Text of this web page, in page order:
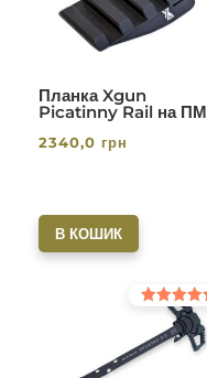
Планка Xgun
Picatinny Rail на ПМ
2340,0 грн
В КОШИК
Оцінено в
з 5